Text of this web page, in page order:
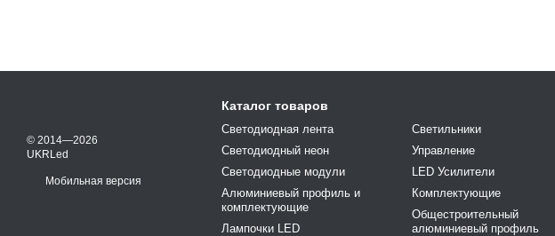
© 2014—2026
UKRLed
Мобильная версия
Каталог товаров
Светодиодная лента
Светодиодный неон
Светодиодные модули
Алюминиевый профиль и
комплектующие
Лампочки LED
Светильники
Управление
LED Усилители
Комплектующие
Общестроительный
алюминиевый профиль